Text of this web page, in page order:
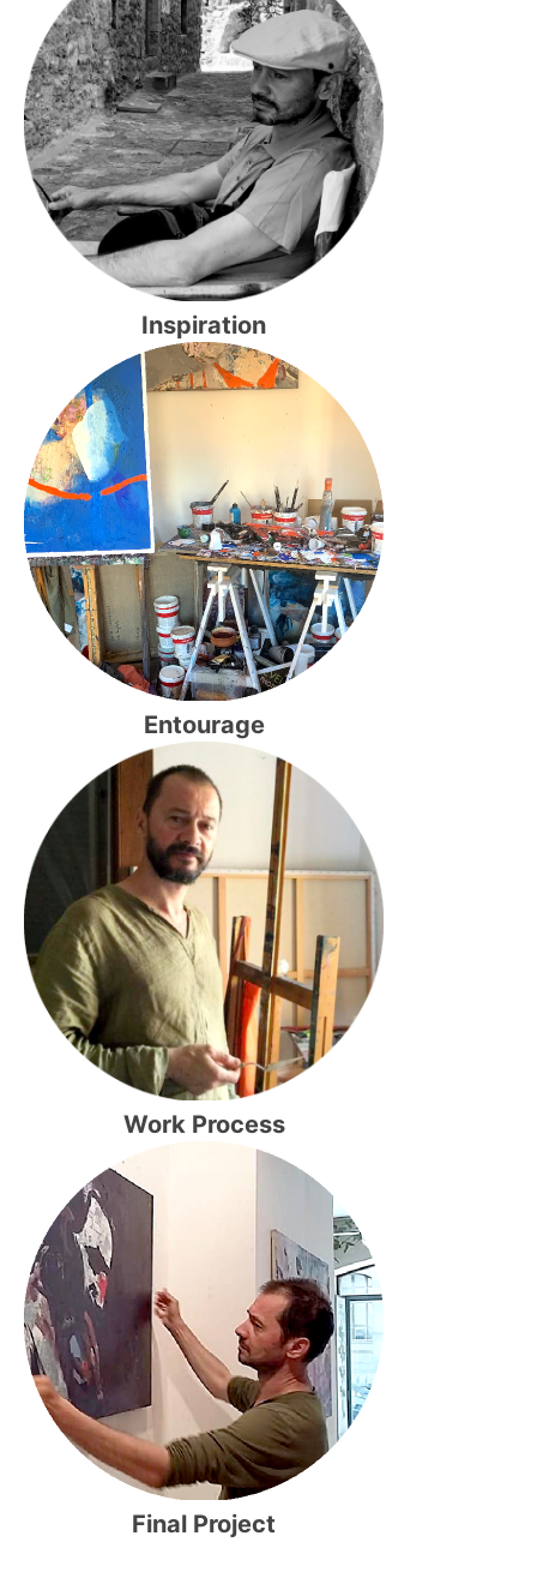
Inspiration
Entourage
Work Process
Final Project